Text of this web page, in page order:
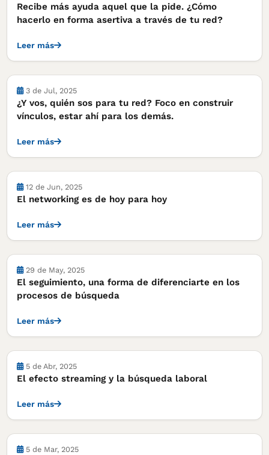
Recibe más ayuda aquel que la pide. ¿Cómo
hacerlo en forma asertiva a través de tu red?
Leer más
Notas
3 de Jul, 2025
¿Y vos, quién sos para tu red? Foco en construir
vínculos, estar ahí para los demás.
Leer más
Notas
12 de Jun, 2025
El networking es de hoy para hoy
Leer más
Notas
29 de May, 2025
El seguimiento, una forma de diferenciarte en los
procesos de búsqueda
Leer más
Notas
5 de Abr, 2025
El efecto streaming y la búsqueda laboral
Leer más
Notas
5 de Mar, 2025